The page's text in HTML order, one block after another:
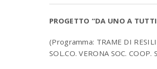
PROGETTO “DA UNO A
(Programma: TRAME DI
SOL.CO. VERONA SOC. COOP.